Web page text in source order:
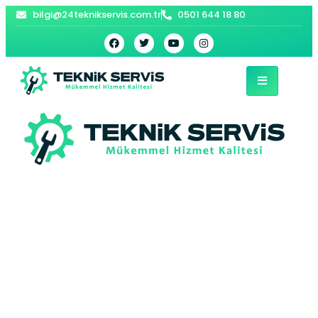
bilgi@24teknikservis.com.tr 0501 644 18 80